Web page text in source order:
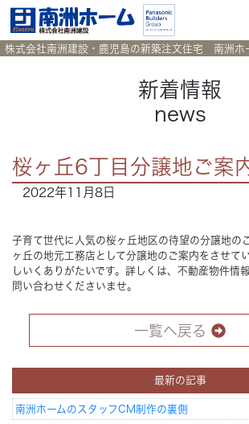
HOME ホーム
Works 施工実例集
Voice お客様の声
Concept コンセプト
株式会社南洲建設・鹿児島の新築注文住宅 南洲ホ
新着情報
news
桜ヶ丘6丁目分譲地ご案
2022年11月8日
子育て世代に人気の桜ヶ丘地区の待望の分譲地の
ヶ丘の地元工務店として分譲地のご案内をさせて
しいくありがたいです。詳しくは、不動産物件情
問い合わせくださいませ。
一覧へ戻る
最新の記事
南洲ホームのスタッフCM制作の裏側